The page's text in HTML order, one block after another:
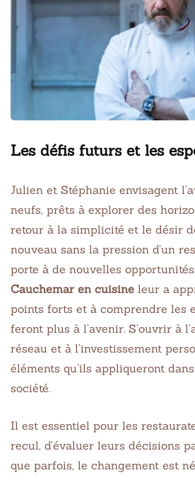
Les défis futurs et les
Julien et Stéphanie envisagent
neufs, prêts à explorer des
retour à la simplicité et le désir
nouveau sans la pression d’un
porte à de nouvelles
Cauchemar en cuisine leur a
points forts et à comprendre les
feront plus à l’avenir. S’ouvrir à
réseau et à l’investissement
éléments qu’ils appliqueront
société.
Il est essentiel pour les
recul, d’évaluer leurs décisions
que parfois, le changement est